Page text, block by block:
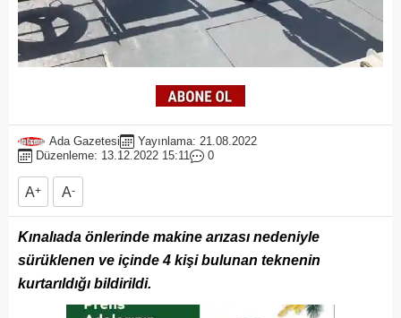
Ada Gazetesi
Yayınlama: 21.08.2022
Düzenleme: 13.12.2022 15:11
0
A+ A-
Kınalıada önlerinde makine arızası nedeniyle
sürüklenen ve içinde 4 kişi bulunan teknenin
kurtarıldığı bildirildi.